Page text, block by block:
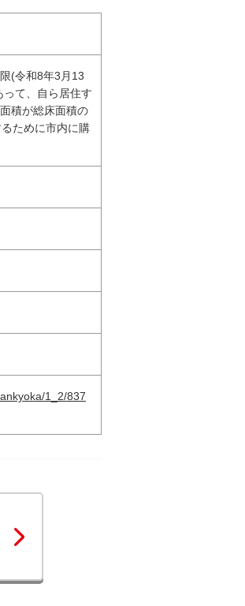
(令和8年3月13
て、自ら居住す
積が総床面積の
ために市内に購
1_2/837